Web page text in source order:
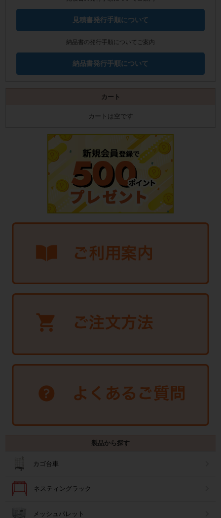
見積書発行手順について
納品書の発行手順についてご案内
納品書発行手順について
カート
カートは空です
製品から探す
カゴ台車
ネスティングラック
メッシュパレット